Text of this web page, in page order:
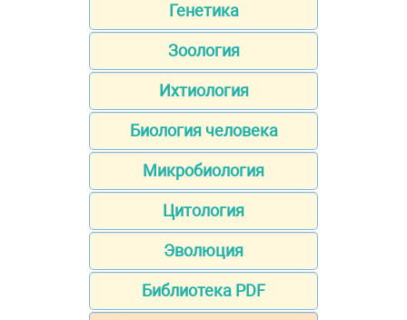
Генетика
Зоология
Ихтиология
Биология человека
Микробиология
Цитология
Эволюция
Библиотека PDF